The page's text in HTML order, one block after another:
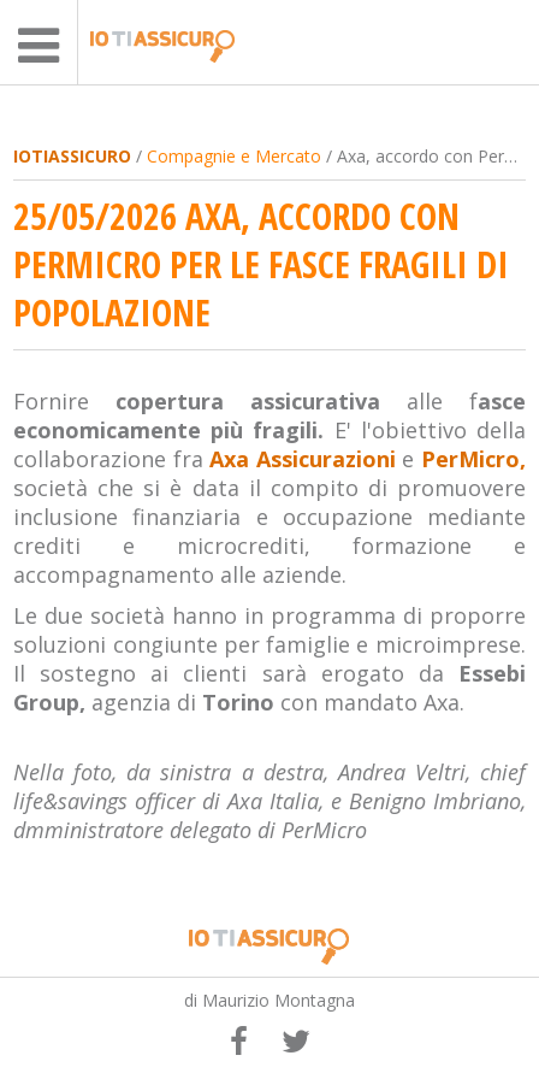
IOTIASSICURO /Compagnie e Mercato / Axa, accordo con PerMicro per le fasce fragili di popolazione
25/05/2026 AXA, ACCORDO CON
PERMICRO PER LE FASCE FRAGILI DI
POPOLAZIONE
Fornire copertura assicurativa alle fasce
economicamente più fragili. E' l'obiettivo della
collaborazione fraAxa Assicurazioni e PerMicro,
società che si è data il compito di promuovere
inclusione finanziaria e occupazione mediante
crediti e microcrediti, formazione e
accompagnamento alle aziende.
Le due società hanno in programma di proporre
soluzioni congiunte per famiglie e microimprese.
Il sostegno ai clienti sarà erogato da Essebi
Group, agenzia di Torino con mandato Axa.
Nella foto, da sinistra a destra, Andrea Veltri, chief
life&savings officer di Axa Italia, e Benigno Imbriano,
dmministratore delegato di PerMicro
di Maurizio Montagna